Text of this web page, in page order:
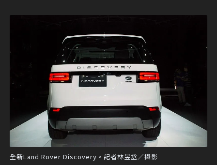
全新Land Rover Discovery。記者林昱丞／攝影